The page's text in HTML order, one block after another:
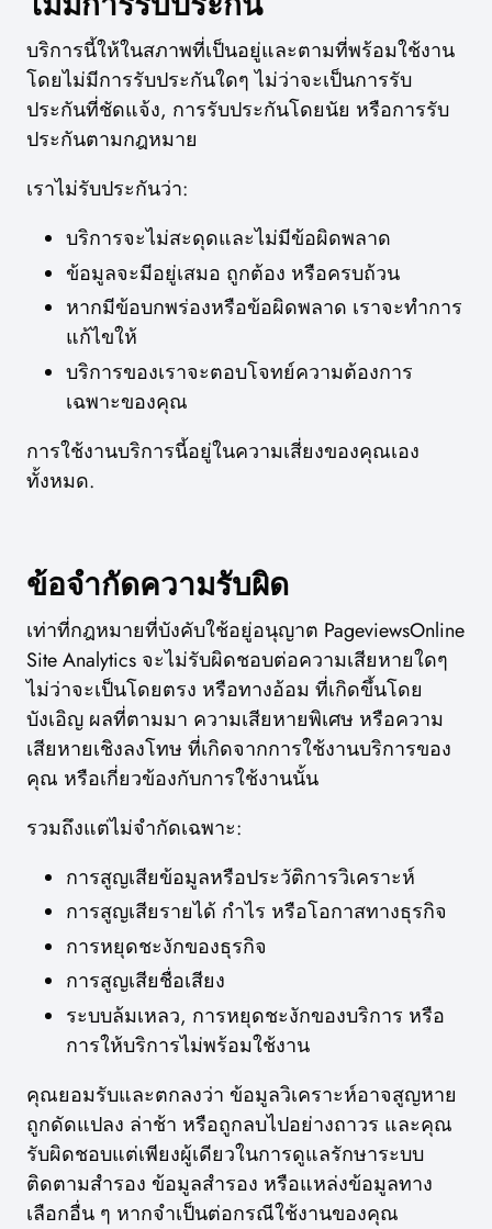
บริการนี้ให้ในสภาพที่เป็นอยู่และตามที่พร้อมใช้งาน
โดยไม่มีการรับประกันใดๆ ไม่ว่าจะเป็นการรับ
ประกันที่ชัดแจ้ง, การรับประกันโดยนัย หรือการรับ
ประกันตามกฎหมาย
เราไม่รับประกันว่า:
บริการจะไม่สะดุดและไม่มีข้อผิดพลาด
ข้อมูลจะมีอยู่เสมอ ถูกต้อง หรือครบถ้วน
หากมีข้อบกพร่องหรือข้อผิดพลาด เราจะทำการ
แก้ไขให้
บริการของเราจะตอบโจทย์ความต้องการ
เฉพาะของคุณ
การใช้งานบริการนี้อยู่ในความเสี่ยงของคุณเอง
ทั้งหมด.
ข้อจำกัดความรับผิด
เท่าที่กฎหมายที่บังคับใช้อยู่อนุญาต PageviewsOnline
Site Analytics จะไม่รับผิดชอบต่อความเสียหายใดๆ
ไม่ว่าจะเป็นโดยตรง หรือทางอ้อม ที่เกิดขึ้นโดย
บังเอิญ ผลที่ตามมา ความเสียหายพิเศษ หรือความ
เสียหายเชิงลงโทษ ที่เกิดจากการใช้งานบริการของ
คุณ หรือเกี่ยวข้องกับการใช้งานนั้น
รวมถึงแต่ไม่จำกัดเฉพาะ:
การสูญเสียข้อมูลหรือประวัติการวิเคราะห์
การสูญเสียรายได้ กำไร หรือโอกาสทางธุรกิจ
การหยุดชะงักของธุรกิจ
การสูญเสียชื่อเสียง
ระบบล้มเหลว, การหยุดชะงักของบริการ หรือ
การให้บริการไม่พร้อมใช้งาน
คุณยอมรับและตกลงว่า ข้อมูลวิเคราะห์อาจสูญหาย
ถูกดัดแปลง ล่าช้า หรือถูกลบไปอย่างถาวร และคุณ
รับผิดชอบแต่เพียงผู้เดียวในการดูแลรักษาระบบ
ติดตามสำรอง ข้อมูลสำรอง หรือแหล่งข้อมูลทาง
เลือกอื่น ๆ หากจำเป็นต่อกรณีใช้งานของคุณ